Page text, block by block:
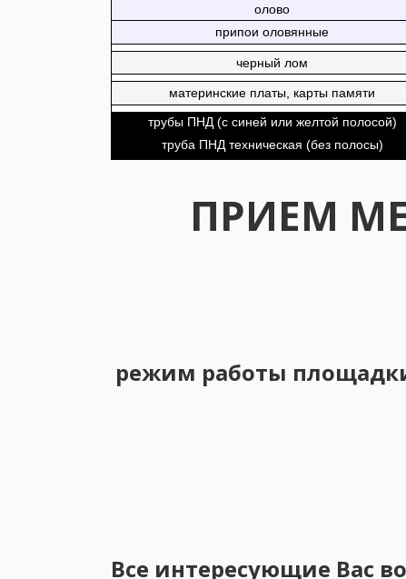
олово
припои оловянные
черный лом
материнские платы, карты памяти
трубы ПНД (с синей или желтой полосой)
труба ПНД техническая (без полосы)
ПРИЕМ
режим работы площадки
Все интересующие Вас